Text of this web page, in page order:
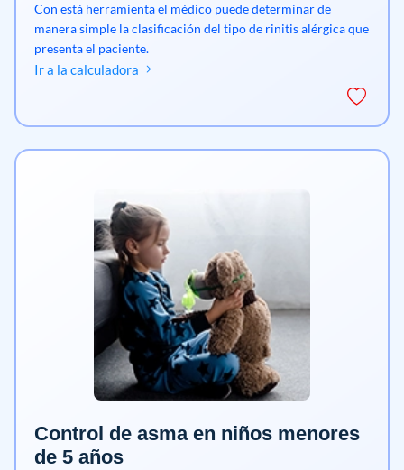
Con está herramienta el médico puede determinar de
manera simple la clasificación del tipo de rinitis alérgica que
presenta el paciente.
Ir a la calculadora
Control de asma en niños menores
de 5 años